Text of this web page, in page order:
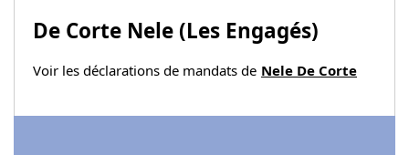
De Corte Nele (Les Engagés)
Voir les déclarations de mandats de Nele De Corte